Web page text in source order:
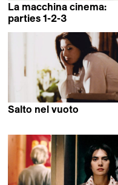
La macchina cinema:
parties 1-2-3
Sandro Petraglia,
Stefano Rulli &
Marco Bellocchio
Salto nel vuoto